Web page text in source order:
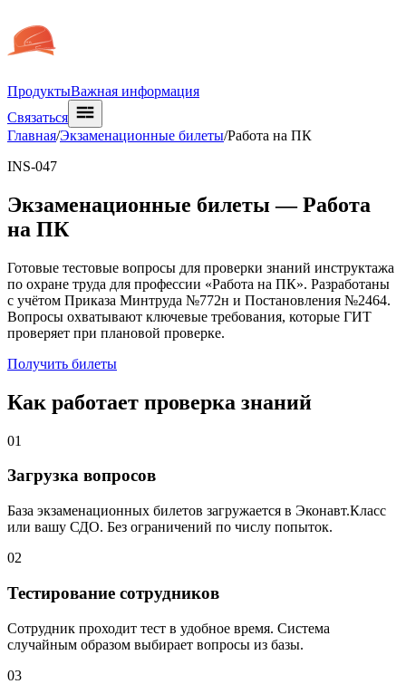
ПродуктыВажная информация
Связаться
Главная/Экзаменационные билеты/Работа на ПК
INS-047
Экзаменационные билеты —Работа
на ПК
Готовые тестовые вопросы для проверки знаний инструктажа
по охране труда для профессии «Работа на ПК». Разработаны
с учётом Приказа Минтруда №772н и Постановления №2464.
Вопросы охватывают ключевые требования, которые ГИТ
проверяет при плановой проверке.
Получить билеты
Как работает проверка знаний
01
Загрузка вопросов
База экзаменационных билетов загружается в Эконавт.Класс
или вашу СДО. Без ограничений по числу попыток.
02
Тестирование сотрудников
Сотрудник проходит тест в удобное время. Система
случайным образом выбирает вопросы из базы.
03